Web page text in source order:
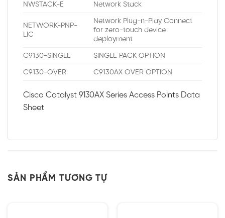
NWSTACK-E Network Stack
NETWORK-PNP-
LIC
Network Plug-n-Play Connect
for zero-touch device
deployment
C9130-SINGLE SINGLE PACK OPTION
C9130-OVER C9130AX OVER OPTION
Cisco Catalyst 9130AX Series Access Points Data
Sheet
SẢN PHẨM TƯƠNG TỰ